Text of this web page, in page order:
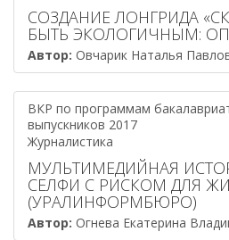
СОЗДАНИЕ ЛОНГРИДА
БЫТЬ ЭКОЛОГИЧНЫМ:
Автор: Овчарик Наталья
ВКР по программам
выпускников 2017
Журналистика
МУЛЬТИМЕДИЙНАЯ
СЕЛФИ С РИСКОМ ДЛЯ
(УРАЛИНФОРМБЮРО)
Автор: Огнева Екатерина